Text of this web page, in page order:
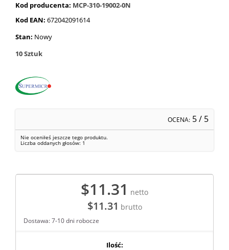
Kod producenta: MCP-310-19002-0N
Kod EAN: 672042091614
Stan: Nowy
10Sztuk
OCENA: 5/ 5
Nie oceniłeś jeszcze tego produktu.
Liczba oddanych głosów: 1
$11.31 netto
$11.31 brutto
Dostawa: 7-10 dni robocze
Ilość: